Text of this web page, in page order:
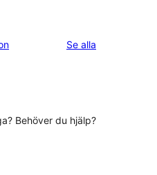
Se alla
Behöver du hjälp?